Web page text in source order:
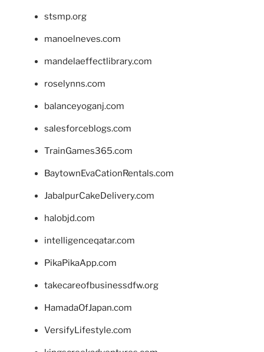
stsmp.org
manoelneves.com
mandelaeffectlibrary.com
roselynns.com
balanceyoganj.com
salesforceblogs.com
TrainGames365.com
BaytownEvaCationRentals.com
JabalpurCakeDelivery.com
halobjd.com
intelligenceqatar.com
PikaPikaApp.com
takecareofbusinessdfw.org
HamadaOfJapan.com
VersifyLifestyle.com